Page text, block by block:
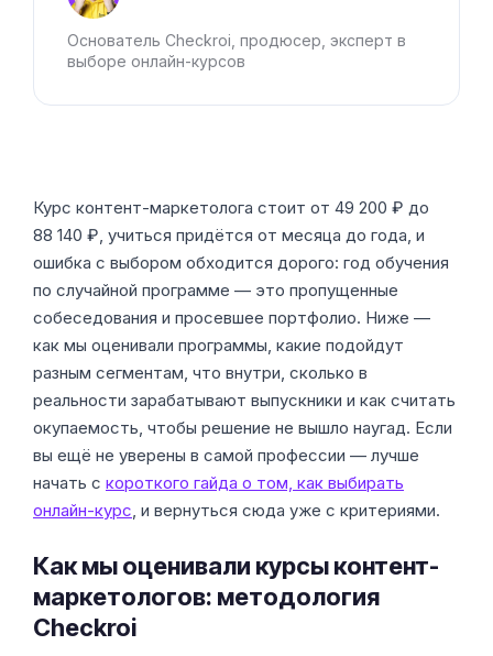
Основатель Checkroi, продюсер, эксперт в
выборе онлайн-курсов
Курс контент-маркетолога стоит от 49 200 ₽ до
88 140 ₽, учиться придётся от месяца до года, и
ошибка с выбором обходится дорого: год обучения
по случайной программе — это пропущенные
собеседования и просевшее портфолио. Ниже —
как мы оценивали программы, какие подойдут
разным сегментам, что внутри, сколько в
реальности зарабатывают выпускники и как считать
окупаемость, чтобы решение не вышло наугад. Если
вы ещё не уверены в самой профессии — лучше
начать с короткого гайда о том, как выбирать
онлайн-курс, и вернуться сюда уже с критериями.
Как мы оценивали курсы контент-
маркетологов: методология
Checkroi